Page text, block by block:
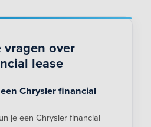
over
lease
Chrysler financial
je een Chrysler financial